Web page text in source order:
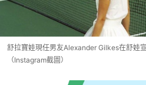
舒拉寶娃現任男友Alexander Gilkes在舒娃
（Instagram截圖）